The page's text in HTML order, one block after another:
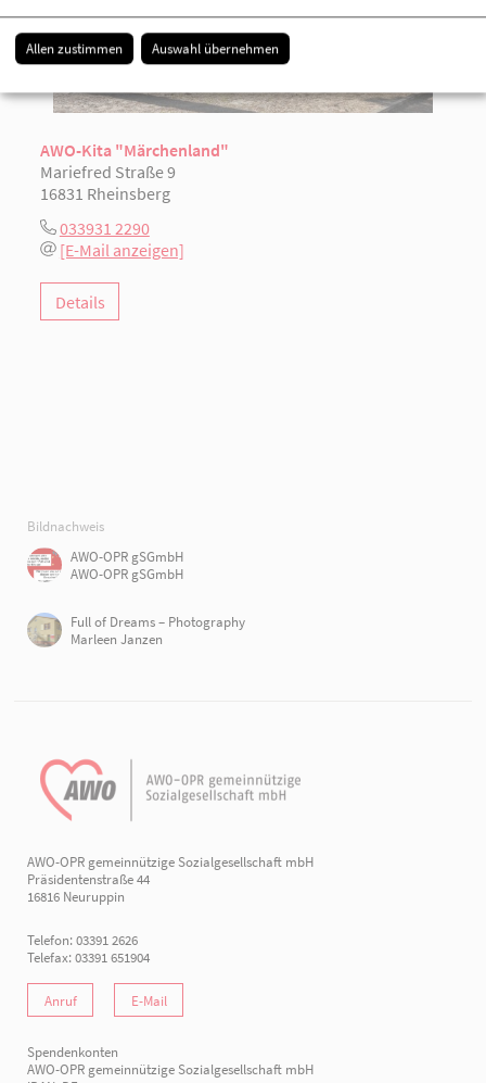
AWO-Kita "Märchenland"
Mariefred Straße 9
16831 Rheinsberg
033931 2290
[E-Mail anzeigen]
Details
Bildnachweis
AWO-OPR gSGmbH
AWO-OPR gSGmbH
Full of Dreams – Photography
Marleen Janzen
AWO-OPR gemeinnützige Sozialgesellschaft mbH
Präsidentenstraße 44
16816 Neuruppin
Telefon: 03391 2626
Telefax: 03391 651904
Anruf E-Mail
Spendenkonten
AWO-OPR gemeinnützige Sozialgesellschaft mbH
Allen zustimmen Auswahl übernehmen